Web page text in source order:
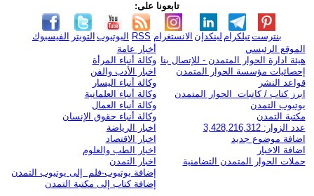
تابعونا على:
الفيسبوك التويتر اليوتيوب RSS الانستغرام لينكدإن تيلكرامبنترست
الموقع الرئيسي
هيئة ادارة الحوار المتمدن - للإتصال بنا
إحصائيات مؤسسة الحوار المتمدن
قواعد النشر
ابرز كتاب / كاتبات الحوار المتمدن
يوتيوب التمدن
مكتبة التمدن
عدد الزوار: 3,428,216,312
اضافة موضوع جديد
اضافة الاخبار
حملات الحوار المتمدن التضامنية
أخبار عامة
وكالة أنباء المرأة
اخبار الأدب والفن
وكالة أنباء اليسار
وكالة أنباء العلمانية
وكالة أنباء العمال
وكالة أنباء حقوق الإنسان
اخبار الرياضة
اخبار الاقتصاد
اخبار الطب والعلوم
اخبار التمدن
إضافة يوتيوب-فلم إلى يوتيوب التمدن
إضافة كتاب إلى مكتبة التمدن